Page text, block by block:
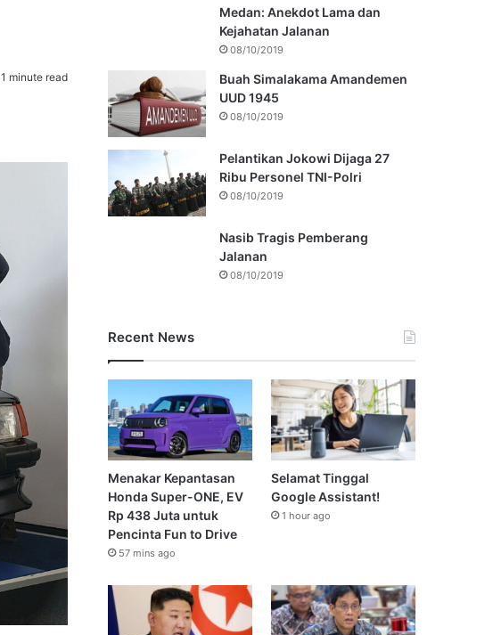
1 minute read
Medan: Anekdot Lama dan
Kejahatan Jalanan
08/10/2019
Buah Simalakama Amandemen
UUD 1945
08/10/2019
Pelantikan Jokowi Dijaga 27
Ribu Personel TNI-Polri
08/10/2019
Nasib Tragis Pemberang
Jalanan
08/10/2019
Recent News
Menakar Kepantasan
Honda Super-ONE, EV
Rp 438 Juta untuk
Pencinta Fun to Drive
57 mins ago
Selamat Tinggal
Google Assistant!
1 hour ago